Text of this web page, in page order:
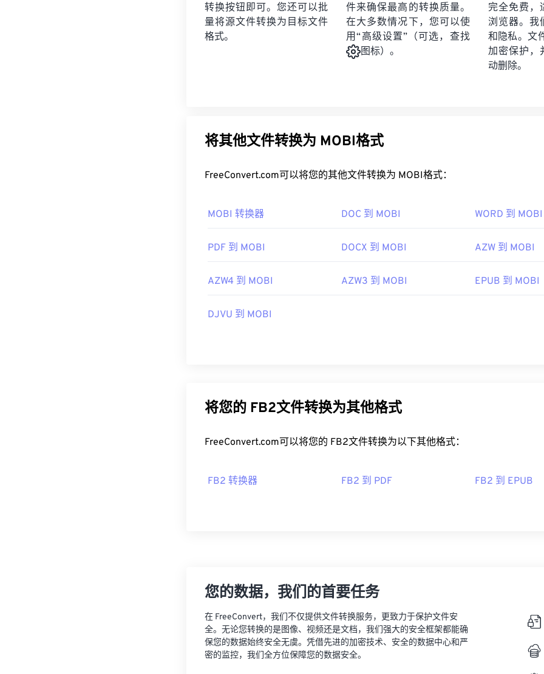
转换按钮即可。您还可以批
量将源文件转换为目标文件
格式。
件来确保最高的转换质量。
在大多数情况下，您可以使
用“高级设置”（可选，查找
图标）。
完全免费，
浏览器。我
和隐私。文
加密保护，
动删除。
将其他文件转换为 MOBI格式
FreeConvert.com可以将您的其他文件转换为 MOBI格式：
MOBI 转换器 DOC 到 MOBI WORD 到 MOBI
PDF 到 MOBI DOCX 到 MOBI AZW 到 MOBI
AZW4 到 MOBI AZW3 到 MOBI EPUB 到 MOBI
DJVU 到 MOBI
将您的 FB2文件转换为其他格式
FreeConvert.com可以将您的 FB2文件转换为以下其他格式：
FB2 转换器 FB2 到 PDF FB2 到 EPUB
您的数据，我们的首要任务
在 FreeConvert，我们不仅提供文件转换服务，更致力于保护文件安
全。无论您转换的是图像、视频还是文档，我们强大的安全框架都能确
保您的数据始终安全无虞。凭借先进的加密技术、安全的数据中心和严
密的监控，我们全方位保障您的数据安全。